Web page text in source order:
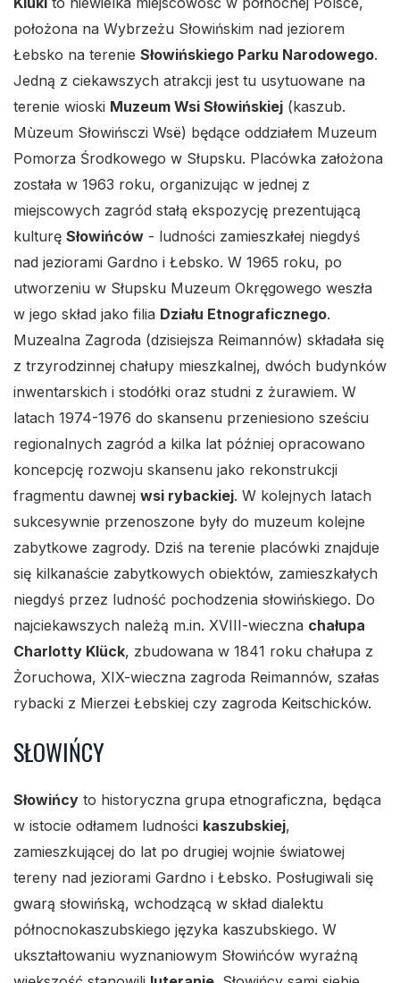
położona na Wybrzeżu Słowińskim nad jeziorem
Łebsko na terenie Słowińskiego Parku Narodowego.
Jedną z ciekawszych atrakcji jest tu usytuowane na
terenie wioski Muzeum Wsi Słowińskiej (kaszub.
Mùzeum Słowińsczi Wsë) będące oddziałem Muzeum
Pomorza Środkowego w Słupsku. Placówka założona
została w 1963 roku, organizując w jednej z
miejscowych zagród stałą ekspozycję prezentującą
kulturę Słowińców - ludności zamieszkałej niegdyś
nad jeziorami Gardno i Łebsko. W 1965 roku, po
utworzeniu w Słupsku Muzeum Okręgowego weszła
w jego skład jako filia Działu Etnograficznego.
Muzealna Zagroda (dzisiejsza Reimannów) składała się
z trzyrodzinnej chałupy mieszkalnej, dwóch budynków
inwentarskich i stodółki oraz studni z żurawiem. W
latach 1974-1976 do skansenu przeniesiono sześciu
regionalnych zagród a kilka lat później opracowano
koncepcję rozwoju skansenu jako rekonstrukcji
fragmentu dawnej wsi rybackiej. W kolejnych latach
sukcesywnie przenoszone były do muzeum kolejne
zabytkowe zagrody. Dziś na terenie placówki znajduje
się kilkanaście zabytkowych obiektów, zamieszkałych
niegdyś przez ludność pochodzenia słowińskiego. Do
najciekawszych należą m.in. XVIII-wieczna chałupa
Charlotty Klück, zbudowana w 1841 roku chałupa z
Żoruchowa, XIX-wieczna zagroda Reimannów, szałas
rybacki z Mierzei Łebskiej czy zagroda Keitschicków.
SŁOWIŃCY
Słowińcy to historyczna grupa etnograficzna, będąca
w istocie odłamem ludności kaszubskiej,
zamieszkującej do lat po drugiej wojnie światowej
tereny nad jeziorami Gardno i Łebsko. Posługiwali się
gwarą słowińską, wchodzącą w skład dialektu
północnokaszubskiego języka kaszubskiego. W
ukształtowaniu wyznaniowym Słowińców wyraźną